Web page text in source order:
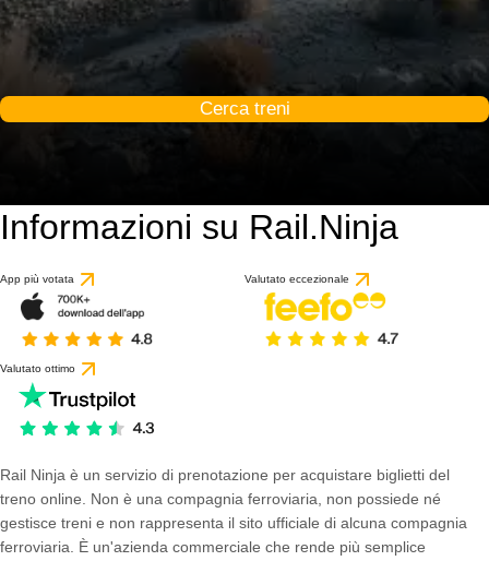
Cerca treni
Informazioni su Rail.Ninja
App più votata Valutato eccezionale
Valutato ottimo
Rail Ninja è un servizio di prenotazione per acquistare biglietti del
treno online. Non è una compagnia ferroviaria, non possiede né
gestisce treni e non rappresenta il sito ufficiale di alcuna compagnia
ferroviaria. È un'azienda commerciale che rende più semplice